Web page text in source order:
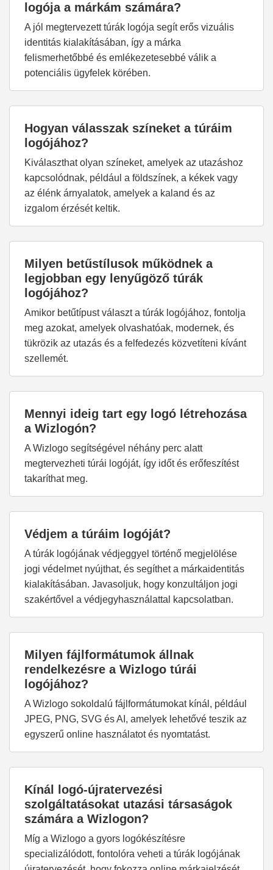
logója a márkám számára?
A jól megtervezett túrák logója segít erős vizuális
identitás kialakításában, így a márka
felismerhetőbbé és emlékezetesebbé válik a
potenciális ügyfelek körében.
Hogyan válasszak színeket a túráim
logójához?
Kiválaszthat olyan színeket, amelyek az utazáshoz
kapcsolódnak, például a földszínek, a kékek vagy
az élénk árnyalatok, amelyek a kaland és az
izgalom érzését keltik.
Milyen betűstílusok működnek a
legjobban egy lenyűgöző túrák
logójához?
Amikor betűtípust választ a túrák logójához, fontolja
meg azokat, amelyek olvashatóak, modernek, és
tükrözik az utazás és a felfedezés közvetíteni kívánt
szellemét.
Mennyi ideig tart egy logó létrehozása
a Wizlogón?
A Wizlogo segítségével néhány perc alatt
megtervezheti túrái logóját, így időt és erőfeszítést
takaríthat meg.
Védjem a túráim logóját?
A túrák logójának védjeggyel történő megjelölése
jogi védelmet nyújthat, és segíthet a márkaidentitás
kialakításában. Javasoljuk, hogy konzultáljon jogi
szakértővel a védjegyhasználattal kapcsolatban.
Milyen fájlformátumok állnak
rendelkezésre a Wizlogo túrái
logójához?
A Wizlogo sokoldalú fájlformátumokat kínál, például
JPEG, PNG, SVG és AI, amelyek lehetővé teszik az
egyszerű online használatot és nyomtatást.
Kínál logó-újratervezési
szolgáltatásokat utazási társaságok
számára a Wizlogon?
Míg a Wizlogo a gyors logókészítésre
specializálódott, fontolóra veheti a túrák logójának